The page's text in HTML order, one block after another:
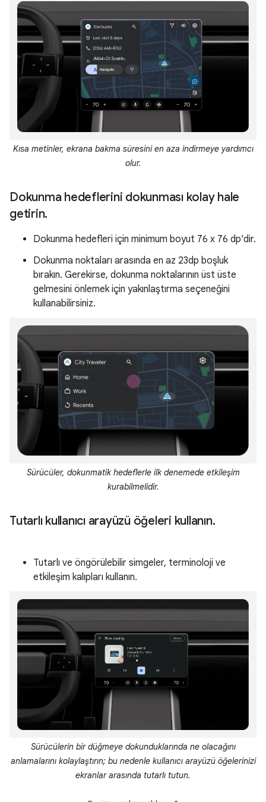
Kısa metinler, ekrana bakma süresini en aza indirmeye yardımcı
olur.
Dokunma hedeflerini dokunması kolay hale
getirin.
Dokunma hedefleri için minimum boyut 76 x 76 dp'dir.
Dokunma noktaları arasında en az 23dp boşluk
bırakın. Gerekirse, dokunma noktalarının üst üste
gelmesini önlemek için yakınlaştırma seçeneğini
kullanabilirsiniz.
Sürücüler, dokunmatik hedeflerle ilk denemede etkileşim
kurabilmelidir.
Tutarlı kullanıcı arayüzü öğeleri kullanın.
Tutarlı ve öngörülebilir simgeler, terminoloji ve
etkileşim kalıpları kullanın.
Sürücülerin bir düğmeye dokunduklarında ne olacağını
anlamalarını kolaylaştırın; bu nedenle kullanıcı arayüzü öğelerinizi
ekranlar arasında tutarlı tutun.